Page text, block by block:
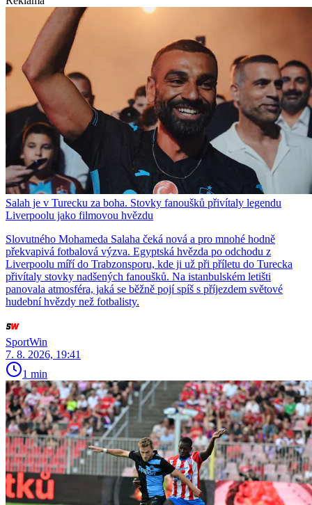
Salah je v Turecku za boha. Stovky fanoušků přivítaly legendu
Liverpoolu jako filmovou hvězdu
Slovutného Mohameda Salaha čeká nová a pro mnohé hodně
překvapivá fotbalová výzva. Egyptská hvězda po odchodu z
Liverpoolu míří do Trabzonsporu, kde ji už při příletu do Turecka
přivítaly stovky nadšených fanoušků. Na istanbulském letišti
panovala atmosféra, jaká se běžně pojí spíš s příjezdem světové
hudební hvězdy než fotbalisty.
SportWin
7. 8. 2026, 19:41
1 min